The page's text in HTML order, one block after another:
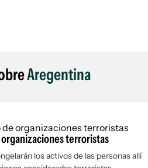
Aregentina
terroristas
los activos de las personas allí